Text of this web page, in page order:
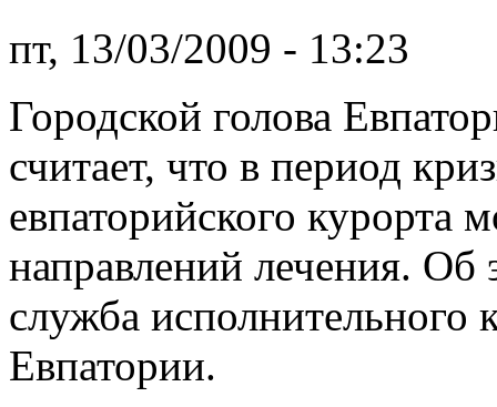
пт, 13/03/2009 - 13:23
Городской голова
считает, что в период
евпаторийского курорта
направлений лечения. Об
служба исполнительного
Евпатории.